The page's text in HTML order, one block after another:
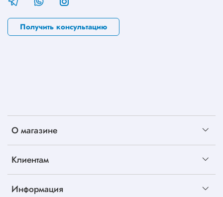
О магазине
Клиентам
Информация
Получить консультацию